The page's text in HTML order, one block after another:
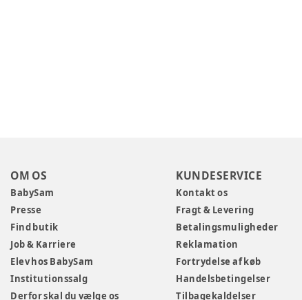
OM OS
BabySam
Presse
Find butik
Job & Karriere
Elev hos BabySam
Institutionssalg
Derfor skal du vælge os
KUNDESERVICE
Kontakt os
Fragt & Levering
Betalingsmuligheder
Reklamation
Fortrydelse af køb
Handelsbetingelser
Tilbagekaldelser